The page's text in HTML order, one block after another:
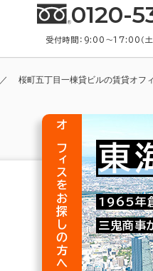
0120-
受付時間：9:00〜17:00（土
桜町五丁目一棟貸ビルの賃貸オフ
オフィスをお探しの方へ 東
1965年
三鬼商事